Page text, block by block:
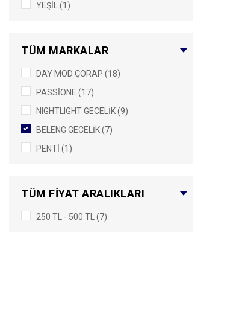
YEŞİL (1)
TÜM MARKALAR
DAY MOD ÇORAP (18)
PASSİONE (17)
NIGHTLIGHT GECELİK (9)
BELENG GECELİK (7)
PENTİ (1)
TÜM FIYAT ARALIKLARI
250 TL - 500 TL (7)